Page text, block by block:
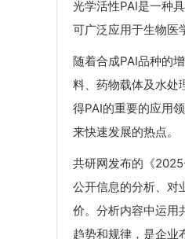
光学活性PAI是一种
可广泛应用于生物医
随着合成PAI品种的
料、药物载体及水处
得PAI的重要的应用
来快速发展的热点。
共研网发布的《
公开信息的分析、对
价。分析内容中运用
趋势和规律，是企业